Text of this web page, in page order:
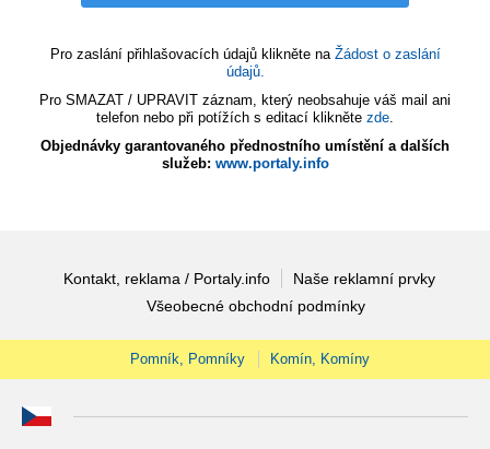
Pro zaslání přihlašovacích údajů klikněte na Žádost o zaslání
údajů.
Pro SMAZAT / UPRAVIT záznam, který neobsahuje váš mail ani
telefon nebo při potížích s editací klikněte zde.
Objednávky garantovaného přednostního umístění a dalších
služeb: www.portaly.info
Kontakt, reklama / Portaly.info
Naše reklamní prvky
Všeobecné obchodní podmínky
Pomník, Pomníky Komín, Komíny